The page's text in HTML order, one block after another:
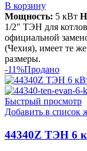
В корзину
Мощность: 5 кВт
1/2" ТЭН для
официальной
(Чехия), имеет те
размеры.
-11%Продано
Быстрый просмотр
Добавить в список
44340Z ТЭН 6